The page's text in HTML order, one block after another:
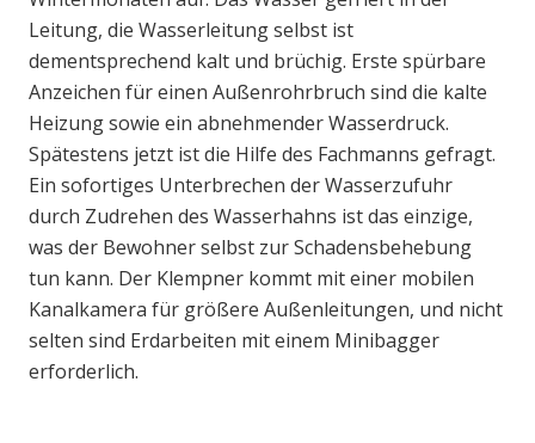
Leitung, die Wasserleitung selbst ist
dementsprechend kalt und brüchig. Erste spürbare
Anzeichen für einen Außenrohrbruch sind die kalte
Heizung sowie ein abnehmender Wasserdruck.
Spätestens jetzt ist die Hilfe des Fachmanns gefragt.
Ein sofortiges Unterbrechen der Wasserzufuhr
durch Zudrehen des Wasserhahns ist das einzige,
was der Bewohner selbst zur Schadensbehebung
tun kann. Der Klempner kommt mit einer mobilen
Kanalkamera für größere Außenleitungen, und nicht
selten sind Erdarbeiten mit einem Minibagger
erforderlich.